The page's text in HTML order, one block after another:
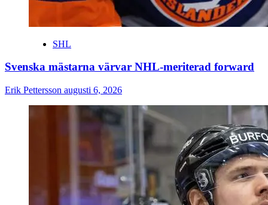
SHL
Svenska mästarna värvar NHL-meriterad forward
Erik Pettersson augusti 6, 2026